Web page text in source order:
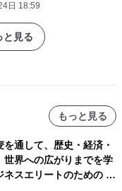
日 18:59
と見る
もっと見る
を通して、歴史・経済・
世界への広がりまでを学
ネスエリートのための 教